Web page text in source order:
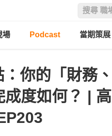
場 Podcast 當期策展
你的「財務、
成度如何？ | 高